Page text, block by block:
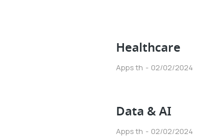
Healthcare
Apps th 02/02/2024
Data & AI
Apps th 02/02/2024